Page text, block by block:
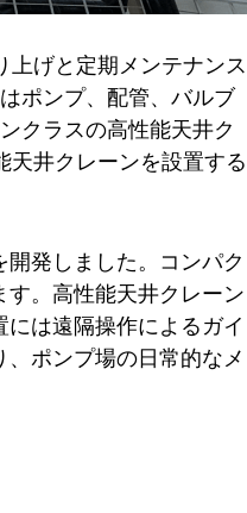
げと定期メンテナンス
ポンプ、配管、バルブ
クラスの高性能天井ク
井クレーンを設置する
発しました。コンパク
。高性能天井クレーン
は遠隔操作によるガイ
ポンプ場の日常的なメ